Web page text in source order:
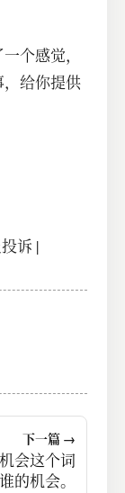
个感觉，
给你提供
诉 |
下一篇 →
会这个词
的机会。